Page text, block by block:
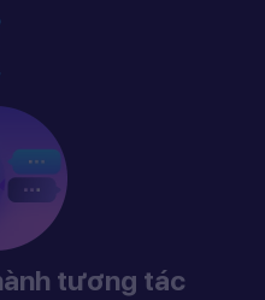
tương tác